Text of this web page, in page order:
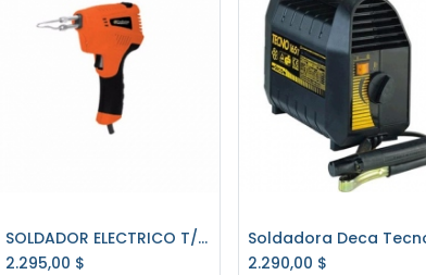
Agregar al carrito
SOLDADOR ELECTRICO T/PISTOLA SE720 GLADIATOR
2.295,00 $
Agregar al carrito
2.290,00 $